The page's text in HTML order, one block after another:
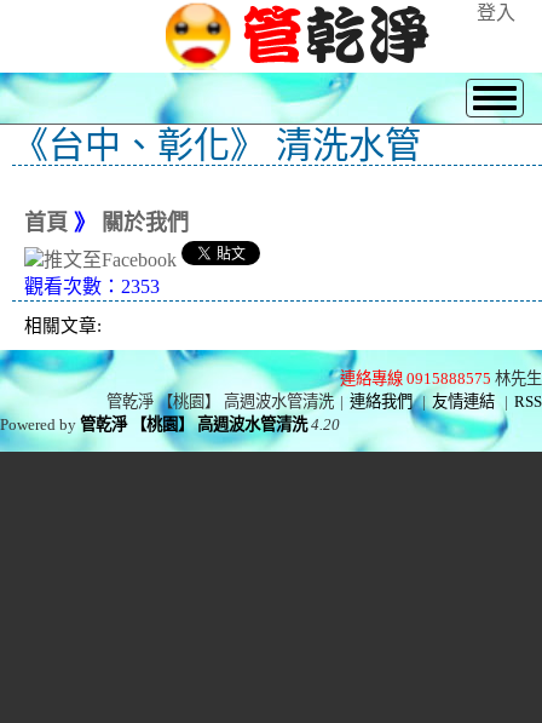
登入
《台中、彰化》 清洗水管
首頁 》 關於我們
觀看次數：2353
相關文章:
連絡專線 0915888575 林先生
管乾淨 【桃園】 高週波水管清洗 | 連絡我們 | 友情連結 | RSS
Powered by管乾淨 【桃園】 高週波水管清洗 4.20